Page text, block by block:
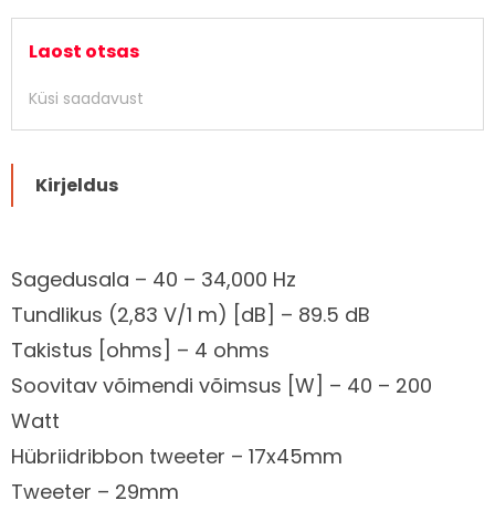
Laost otsas
Küsi saadavust
Kirjeldus
Kirjeldus
Sagedusala – 40 – 34,000 Hz
Tundlikus (2,83 V/1 m) [dB] – 89.5 dB
Takistus [ohms] – 4 ohms
Soovitav võimendi võimsus [W] – 40 – 200
Watt
Hübriidribbon tweeter – 17x45mm
Tweeter – 29mm